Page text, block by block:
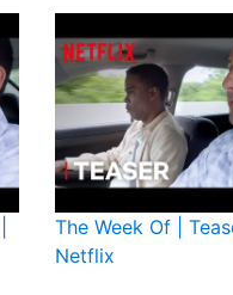
The Week Of |
Netflix